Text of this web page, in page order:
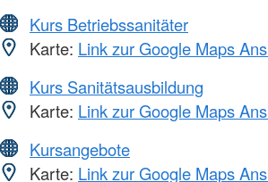
Kurs Betriebssanitäter
Karte: Link zur Google Maps
Kurs Sanitätsausbildung
Karte: Link zur Google Maps
Kursangebote
Karte: Link zur Google Maps